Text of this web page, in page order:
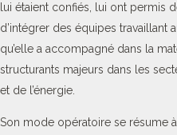
lui étaient confiés, lui ont permis
d’intégrer des équipes travaillant
qu’elle a accompagné dans la
structurants majeurs dans les
et de l’énergie.
Son mode opératoire se résume